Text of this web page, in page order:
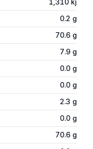
0.2 g
70.6 g
7.9 g
0.0 g
0.0 g
2.3 g
0.0 g
70.6 g